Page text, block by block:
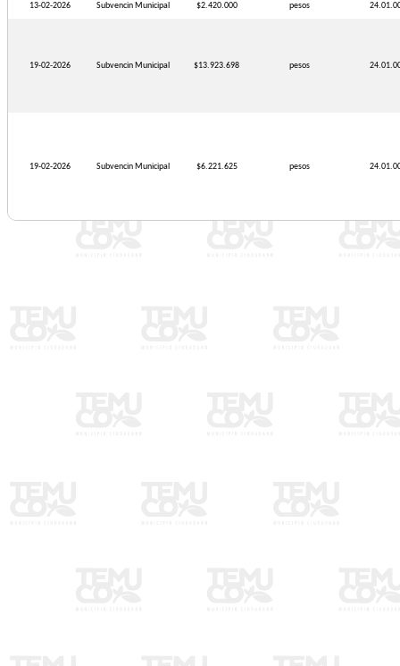
13-02-2026 Subvencin Municipal $2.420.000 pesos
19-02-2026 Subvencin Municipal $13.923.698 pesos
19-02-2026 Subvencin Municipal $6.221.625 pesos